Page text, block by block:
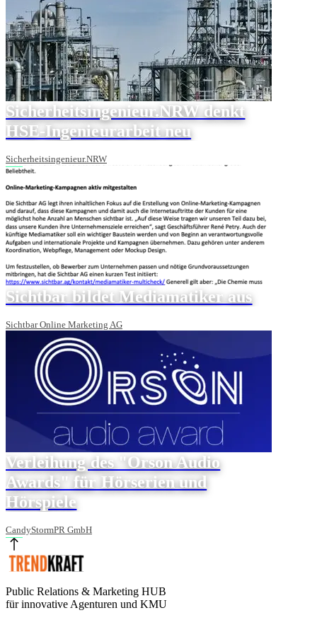
Sicherheitsingenieur.NRW denkt
HSE-Ingenieurarbeit neu
Sicherheitsingenieur.NRW
Sichtbar bildet Mediamatiker aus
Sichtbar Online Marketing AG
Verleihung des "Orson Audio
Awards" für Hörserien und
Hörspiele
CandyStormPR GmbH
Public Relations & Marketing HUB
für innovative Agenturen und KMU